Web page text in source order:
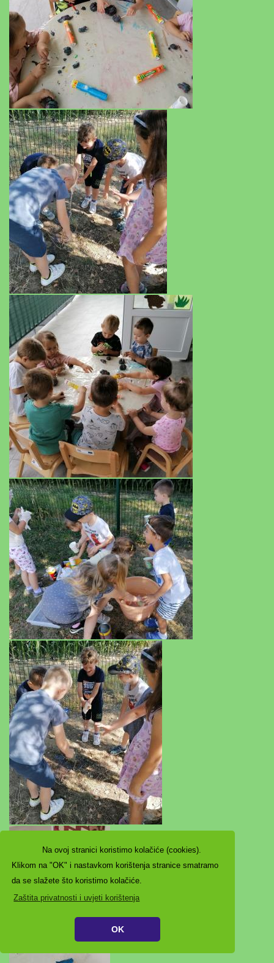
Na ovoj stranici koristimo kolačiće (cookies).
Klikom na "OK" i nastavkom korištenja stranice smatramo
da se slažete što koristimo kolačiće.
Zaštita privatnosti i uvjeti korištenja
OK